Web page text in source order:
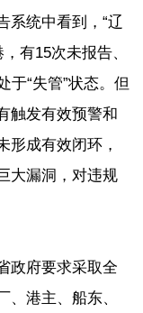
系统中看到，“辽
有15次未报告、
于“失管”状态。但
触发有效预警和
形成有效闭环，
大漏洞，对违规
政府要求采取全
港主、船东、